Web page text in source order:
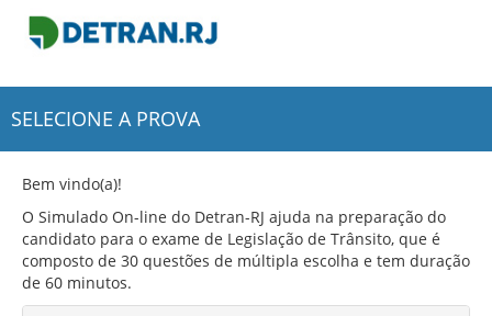
SELECIONE A PROVA
Bem vindo(a)!
O Simulado On-line do Detran-RJ ajuda na preparação do
candidato para o exame de Legislação de Trânsito, que é
composto de 30 questões de múltipla escolha e tem duração
de 60 minutos.